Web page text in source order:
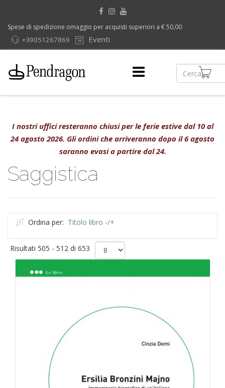
Spese di spedizione omaggio per acquisti superiori a € 50,00
Eventi
+39051267869
I nostri uffici resteranno chiusi per le ferie estive dal 10 al
24 agosto 2026. Gli ordini che arriveranno dopo il 6 agosto
saranno evasi a partire dal 24.
Saggistica
Ordina per: Titolo libro -/+
Risultati 505 - 512 di 653